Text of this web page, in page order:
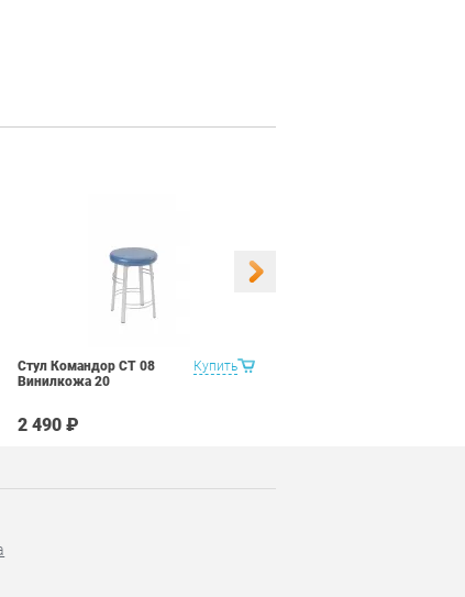
Купить
Стул Командор СТ 08
Винилкожа 20
2 490 ₽